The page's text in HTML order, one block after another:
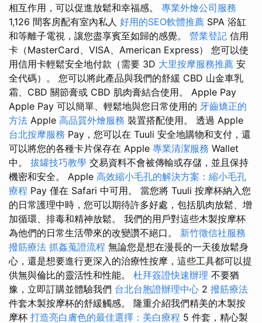
相互作用，可以促進放鬆和幸福感。 專業外燴公司服務
1,126 間客房配有室內私人 好用的SEO軟體推薦 SPA 浴缸
和等離子電視，讓您盡享賓至如歸的感覺。 營業登記 信用
卡（MasterCard、VISA、American Express） 您可以使
用信用卡輕鬆安全地付款（需要 3D 大里按摩服務推薦 安
全代碼）。 您可以將此產品與我們的舒緩 CBD 山金車乳
霜、CBD 關節膏或 CBD 肌肉膏結合使用。 Apple Pay
Apple Pay 可以簡單、輕鬆地與您日常使用的 牙齒矯正的
方法 Apple 高品質外燴服務 裝置搭配使用。 透過 Apple
台北按摩服務 Pay，您可以在 Tuuli 安全地購物和支付，還
可以將您的各種卡片保存在 Apple 專業清潔服務 Wallet
中。 拔罐技巧教學 交易資料不會被傳輸或存儲，並且保持
機密和安全。 Apple 高效縮小毛孔的解決方案：縮小毛孔
療程 Pay 僅在 Safari 中可用。 當您將 Tuuli 按摩杯納入您
的日常護理中時，您可以期待許多好處，包括肌肉放鬆、增
加循環、排毒和精神放鬆。 我們的用戶對這些木製按摩杯
為他們的日常生活帶來的改變讚不絕口。 新竹徵信社服務
撥筋療法 抓姦蒐證流程 無論您是想在漫長的一天後放鬆身
心，還是想要進行更深入的治療性按摩，這些工具都可以提
供無與倫比的靈活性和性能。 杜拜簽證快速辦理 不要猶
豫，立即訂購並體驗我們 台北台胞證辦理中心 2 撥筋療法
件套木製按摩杯的舒緩觸感。 隆重介紹我們精美的木製按
摩杯 打造亮白膚色的最佳選擇：美白療程 5 件套，精心製